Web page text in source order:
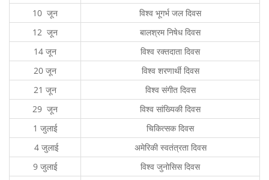
10 जून
विश्व भूगर्भ जल दिवस
12 जून
बालश्रम निषेध दिवस
14 जून
विश्व रक्तदाता दिवस
20 जून
विश्व शरणार्थी दिवस
21 जून
विश्व संगीत दिवस
29 जून
विश्व सांख्यिकी दिवस
1 जुलाई
चिकित्सक दिवस
4 जुलाई
अमेरिकी स्वतंत्रता दिवस
9 जुलाई
विश्व जुनोसिस दिवस